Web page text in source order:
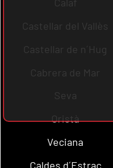
Castellar del Vallès
Castellar de n´Hug
Cabrera de Mar
Seva
Oristà
Veciana
Caldes d´Estrac